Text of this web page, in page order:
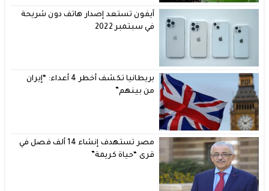
آيفون تستعد إصدار هاتف دون شريحة
في سبتمبر 2022
بريطانيا تكشف أخطر 4 أعداء: “إيران
من بينهم”
مصر تستهدف إنشاء 14 ألف فصل في
قرى “حياة كريمة”